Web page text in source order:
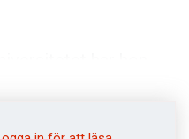
förmågor än